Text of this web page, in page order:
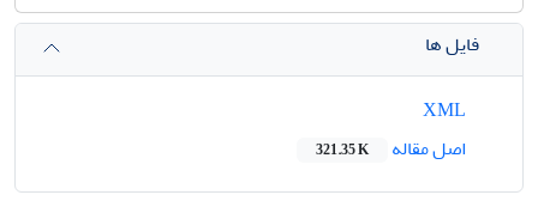
فایل ها
اصل مقاله
321.35 K